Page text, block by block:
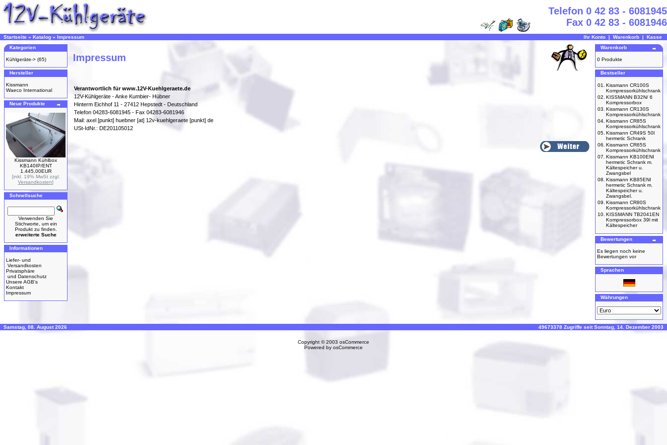
Telefon 0 42 83 - 6081945
Fax 0 42 83 - 6081946
Startseite » Katalog » Impressum Ihr Konto | Warenkorb | Kasse
Kategorien
Kühlgeräte-> (65)
Hersteller
Kissmann
Waeco International
Neue Produkte
Kissmann Kühlbox
KB140IP/ENT
1.445,00EUR
[inkl. 19% MwSt zzgl.
Versandkosten]
Schnellsuche
Verwenden Sie
Stichworte, um ein
Produkt zu finden.
erweiterte Suche
Informationen
Liefer- und
Versandkosten
Privatsphäre
und Datenschutz
Unsere AGB's
Kontakt
Impressum
Impressum
Verantwortlich für www.12V-Kuehlgeraete.de
12V-Kühlgeräte - Anke Kumbier- Hübner
Hinterm Eichhof 11 - 27412 Hepstedt - Deutschland
Telefon 04283-6081945 - Fax 04283-6081946
Mail: axel [punkt] huebner [at] 12v-kuehlgeraete [punkt] de
USt-IdNr.: DE201105012
Warenkorb
0 Produkte
Bestseller
01.
Kissmann CR100S
Kompressorkühlschrank
02. KISSMANN B32N/ 6
Kompressorbox
03. Kissmann CR130S
Kompressorkühlschrank
04. Kissmann CR85S
Kompressorkühlschrank
05. Kissmann CR49S 50l
hermetic Schrank
06. Kissmann CR65S
Kompressorkühlschrank
07. Kissmann KB100ENI
hermetic Schrank m.
Kältespeicher u.
Zwangsbel
08. Kissmann KB85ENI
hermetic Schrank m.
Kältespeicher u.
Zwangsbel.
09. Kissmann CR80S
Kompressorkühlschrank
10. KISSMANN TB2041EN
Kompressorbox 39l mit
Kältespeicher
Bewertungen
Es liegen noch keine
Bewertungen vor
Sprachen
Währungen
Samstag, 08. August 2026 49673378 Zugriffe seit Sonntag, 14. Dezember 2003
Copyright © 2003 osCommerce
Powered by osCommerce